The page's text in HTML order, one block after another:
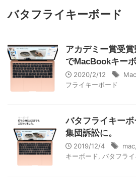
バタフライキーボード
アカデミー賞受
でMacBookキーボ
2020/2/12
フライキーボード
バタフライキー
集団訴訟に。
2019/12/4 mac
キーボード
バタフラ